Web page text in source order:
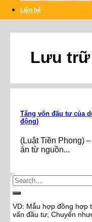
Liên hệ
Lưu trữ
Tăng vốn đầu tư của
động)
(Luật Tiền Phong)
án từ nguồn...
VD: Mẫu hợp đồng hợp
vấn đầu tư; Chuyển